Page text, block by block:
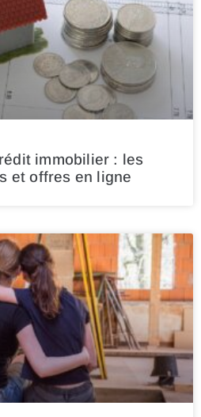
immobilier : les
et offres en ligne